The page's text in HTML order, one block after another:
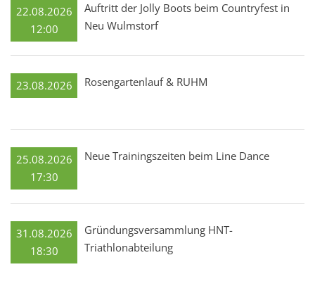
22.08.2026
12:00
Auftritt der Jolly Boots beim Countryfest in
Neu Wulmstorf
23.08.2026 Rosengartenlauf & RUHM
25.08.2026
17:30
Neue Trainingszeiten beim Line Dance
31.08.2026
18:30
Gründungsversammlung HNT-
Triathlonabteilung